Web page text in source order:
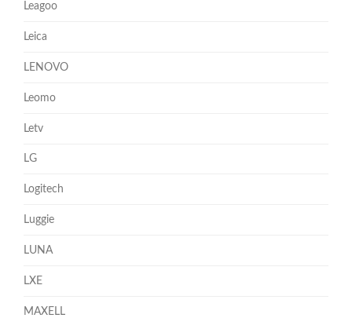
Leagoo
Leica
LENOVO
Leomo
Letv
LG
Logitech
Luggie
LUNA
LXE
MAXELL